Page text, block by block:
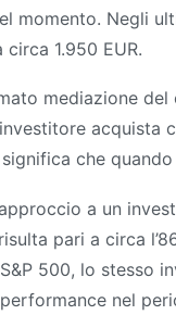
momento. Negli
1.950 EUR.
mediazione
che
a un
pari a circa
500, lo stesso
nel